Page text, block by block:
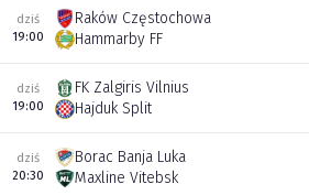
dziś
19:00
Raków Częstochowa
Hammarby FF
dziś
19:00
FK Zalgiris Vilnius
Hajduk Split
dziś
20:30
Borac Banja Luka
Maxline Vitebsk